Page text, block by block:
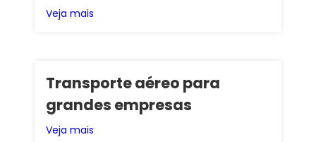
Veja mais
Transporte aéreo para
grandes empresas
Veja mais